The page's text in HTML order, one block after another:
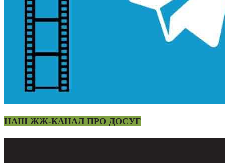
НАШ ЖЖ-КАНАЛ ПРО ДОСУГ